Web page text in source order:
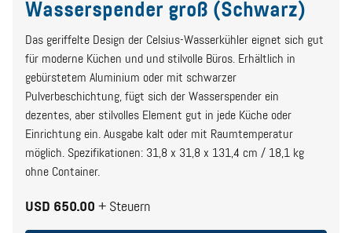
Wasserspender groß (Schwarz)
Das geriffelte Design der Celsius-Wasserkühler eignet sich gut
für moderne Küchen und und stilvolle Büros. Erhältlich in
gebürstetem Aluminium oder mit schwarzer
Pulverbeschichtung, fügt sich der Wasserspender ein
dezentes, aber stilvolles Element gut in jede Küche oder
Einrichtung ein. Ausgabe kalt oder mit Raumtemperatur
möglich. Spezifikationen: 31,8 x 31,8 x 131,4 cm / 18,1 kg
ohne Container.
USD 650.00 + Steuern